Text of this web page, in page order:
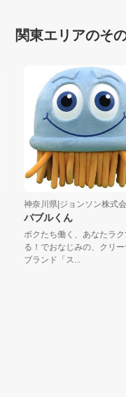
関東エリアのそ
神奈川県|ジョンソン株式会
バブルくん
ボクたち働く、あなたラクす
る！でおなじみの、クリー
ブランド「ス...